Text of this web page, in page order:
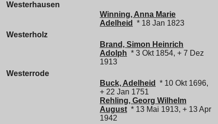
Westerhausen
Winning, Anna Marie
Adelheid
* 18 Jan 1823
Westerholz
Brand, Simon Heinrich
Adolph * 3 Okt 1854, + 7 Dez
1913
Westerrode
Buck, Adelheid
* 10 Okt 1696,
+ 22 Jan 1751
Rehling, Georg Wilhelm
August * 13 Mai 1913, + 13 Apr
1942